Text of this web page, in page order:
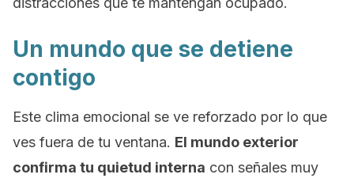
Un mundo que se detiene
contigo
Este clima emocional se ve reforzado por lo que
ves fuera de tu ventana. El mundo exterior
confirma tu quietud interna con señales muy